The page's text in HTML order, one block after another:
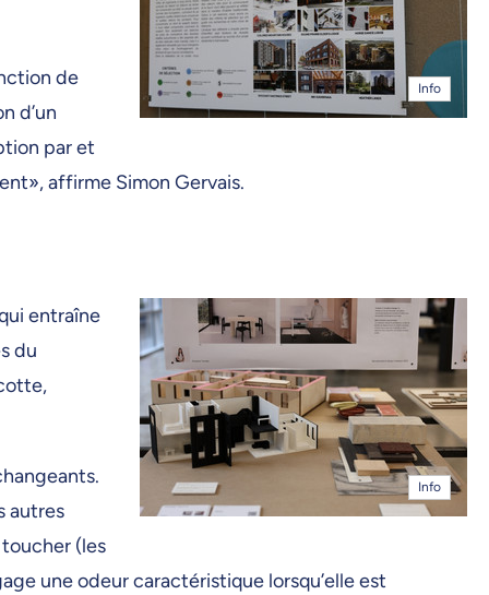
Info
de
d’un
par et
affirme Simon Gervais.
Info
entraîne
du
autres
(les
une odeur caractéristique lorsqu’elle est